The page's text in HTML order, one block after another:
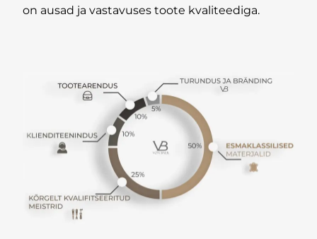
on ausad ja vastavuses toote kvaliteediga.